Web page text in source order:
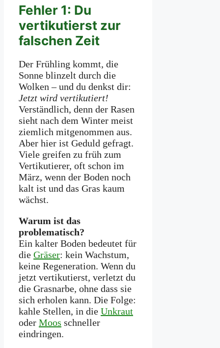
Fehler 1: Du
vertikutierst zur
falschen Zeit
Der Frühling kommt, die
Sonne blinzelt durch die
Wolken – und du denkst dir:
Jetzt wird vertikutiert!
Verständlich, denn der Rasen
sieht nach dem Winter meist
ziemlich mitgenommen aus.
Aber hier ist Geduld gefragt.
Viele greifen zu früh zum
Vertikutierer, oft schon im
März, wenn der Boden noch
kalt ist und das Gras kaum
wächst.
Warum ist das
problematisch?
Ein kalter Boden bedeutet für
die Gräser: kein Wachstum,
keine Regeneration. Wenn du
jetzt vertikutierst, verletzt du
die Grasnarbe, ohne dass sie
sich erholen kann. Die Folge:
kahle Stellen, in die Unkraut
oder Moos schneller
eindringen.